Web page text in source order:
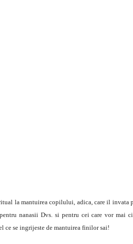
la mantuirea copilului, adica, care il invata
nanasii Dvs. si pentru cei care vor mai
ce se ingrijeste de mantuirea finilor sai!